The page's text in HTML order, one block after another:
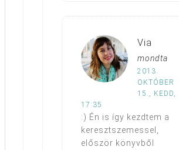
Via
mondta
2013.
OKTÓBER
15., KEDD,
17:35
:) Én is így kezdtem a
keresztszemessel,
először könyvből